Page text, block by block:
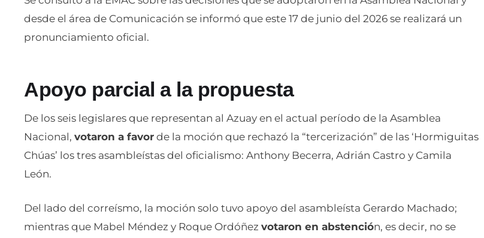
desde el área de Comunicación se informó que este 17 de junio del 2026 se realizará un
pronunciamiento oficial.
Apoyo parcial a la propuesta
De los seis legislares que representan al Azuay en el actual período de la Asamblea
Nacional, votaron a favor de la moción que rechazó la “tercerización” de las ‘Hormiguitas
Chúas’ los tres asambleístas del oficialismo: Anthony Becerra, Adrián Castro y Camila
León.
Del lado del correísmo, la moción solo tuvo apoyo del asambleísta Gerardo Machado;
mientras que Mabel Méndez y Roque Ordóñez votaron en abstención, es decir, no se